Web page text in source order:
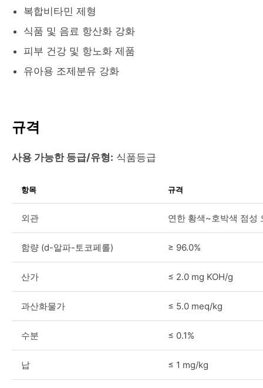
복합비타민 제형
식품 및 음료 항산화 강화
피부 건강 및 항노화 제품
유아용 조제분유 강화
규격
사용 가능한 등급/유형: 식품등급
항목 규격
외관 연한 황색~호박색 점성
함량 (d-알파-토코페롤) ≥ 96.0%
산가 ≤ 2.0 mg KOH/g
과산화물가 ≤ 5.0 meq/kg
수분 ≤ 0.1%
납 ≤ 1 mg/kg